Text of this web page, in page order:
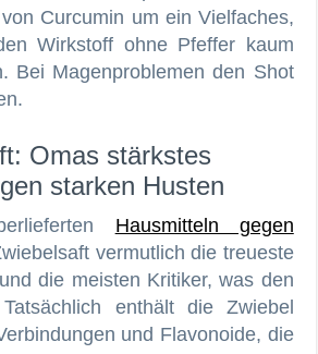
Curcumin um ein Vielfaches,
Wirkstoff ohne Pfeffer kaum
Bei Magenproblemen den Shot
Omas stärkstes
starken Husten
Hausmitteln gegen
vermutlich die treueste
die meisten Kritiker, was den
enthält die Zwiebel
und Flavonoide, die